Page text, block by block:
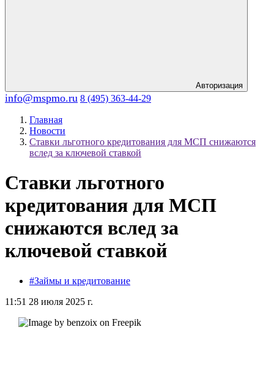
Авторизация
info@mspmo.ru 8 (495) 363-44-29
Главная
Новости
Ставки льготного кредитования для МСП снижаются
вслед за ключевой ставкой
Ставки льготного
кредитования для МСП
снижаются вслед за
ключевой ставкой
#Займы и кредитование
11:51 28 июля 2025 г.